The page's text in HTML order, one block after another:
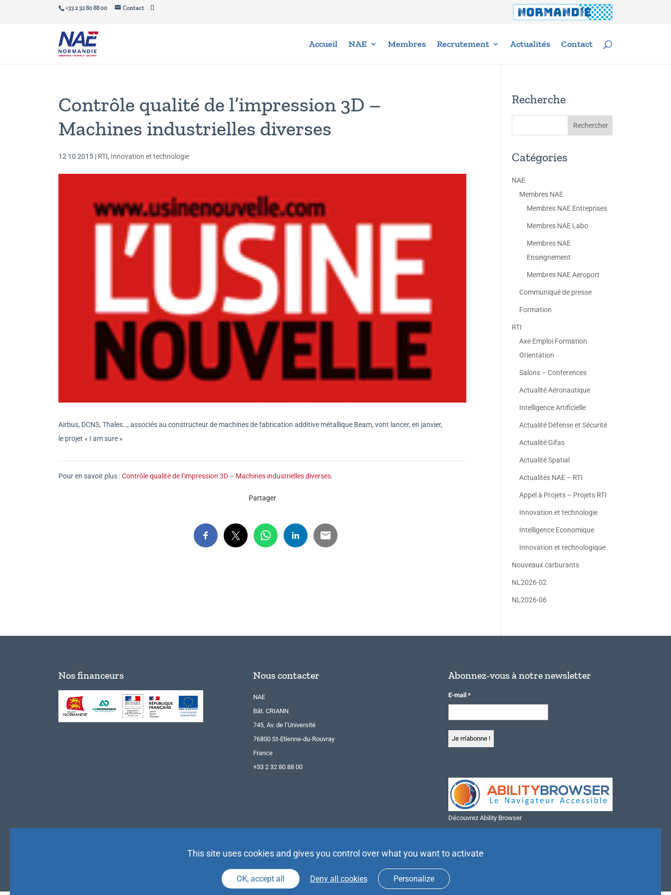
+33 2 32 80 88 00 Contact
Accueil NAE Membres Recrutement Actualités Contact
Contrôle qualité de l’impression 3D –
Machines industrielles diverses
12 10 2015 | RTI, Innovation et technologie
Airbus, DCNS, Thales…, associés au constructeur de machines de fabrication additive métallique Beam, vont lancer, en janvier,
le projet « I am sure »
Pour en savoir plus :Contrôle qualité de l’impression 3D – Machines industrielles diverses.
Partager
Recherche
Catégories
NAE
Membres NAE
Membres NAE Entreprises
Membres NAE Labo
Membres NAE
Enseignement
Membres NAE Aeroport
Communiqué de presse
Formation
RTI
Axe Emploi Formation
Orientation
Salons – Conferences
Actualité Aéronautique
Intelligence Artificielle
Actualité Défense et Sécurité
Actualité Gifas
Actualité Spatial
Actualités NAE – RTI
Appel à Projets – Projets RTI
Innovation et technologie
Intelligence Economique
Innovation et technologique
Nouveaux carburants
NL2026-02
NL2026-06
Nos financeurs Nous contacter
NAE
Bât. CRIANN
745, Av. de l’Université
76800 St-Etienne-du-Rouvray
France
+33 2 32 80 88 00
Abonnez-vous à notre newsletter
E-mail *
Découvrez Ability Browser
This site uses cookies and gives you control over what you want to activate
OK, accept all Deny all cookies Personalize